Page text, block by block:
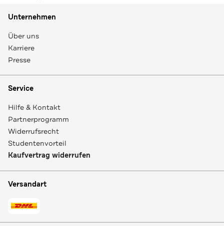
Unternehmen
Über uns
Karriere
Presse
Service
Hilfe & Kontakt
Partnerprogramm
Widerrufsrecht
Studentenvorteil
Kaufvertrag widerrufen
Versandart